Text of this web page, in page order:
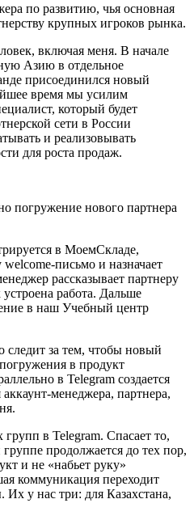
по развитию, чья основная
крупных игроков рынка.
включая меня. В начале
Азию в отдельное
присоединился новый
время мы усилим
который будет
сети в России
и реализовывать
для роста продаж.
погружение нового партнера
в МоемСкладе,
письмо и назначает
рассказывает партнеру
работа. Дальше
в наш Учебный центр
следит за тем, чтобы новый
в продукт
в Telegram создается
менеджера, партнера,
в Telegram. Спасает то,
продолжается до тех пор,
и не «набьет руку»
коммуникация переходит
у нас три: для Казахстана,